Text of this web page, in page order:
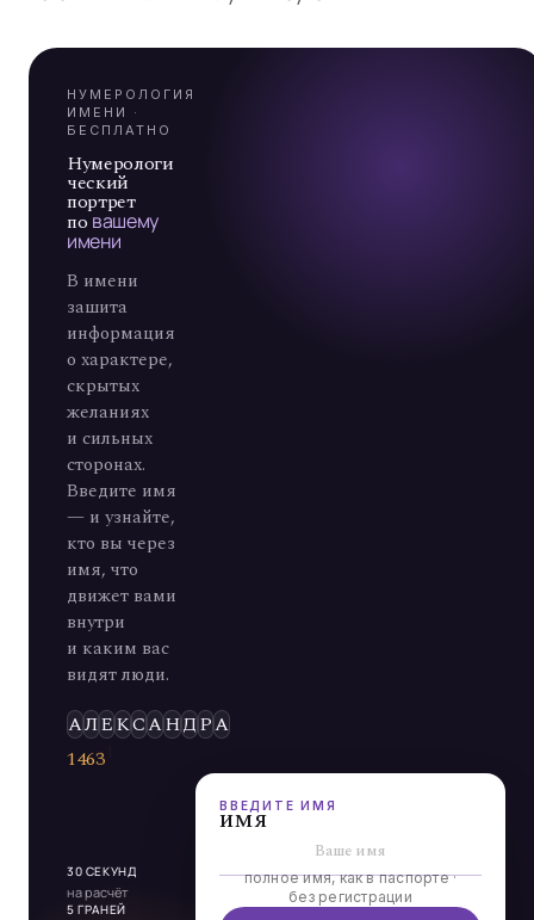
А
7
НУМЕРОЛОГИЯ
ИМЕНИ ·
БЕСПЛАТНО
Нумерологи
ческий
портрет
по вашему
имени
В имени
зашита
информация
о характере,
скрытых
желаниях
и сильных
сторонах.
Введите имя
— и узнайте,
кто вы через
имя, что
движет вами
внутри
и каким вас
видят люди.
АЛЕКСАНДРА
1463
30 СЕКУНД
на расчёт
5 ГРАНЕЙ
ВВЕДИТЕ ИМЯ
имя
полное имя, как в паспорте ·
без регистрации